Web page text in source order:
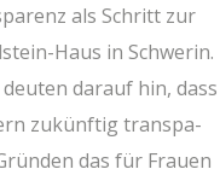
als Schritt zur
Haus in Schwe­rin.
dar­auf hin, dass
zukünf­tig trans­pa­
das für Frau­en